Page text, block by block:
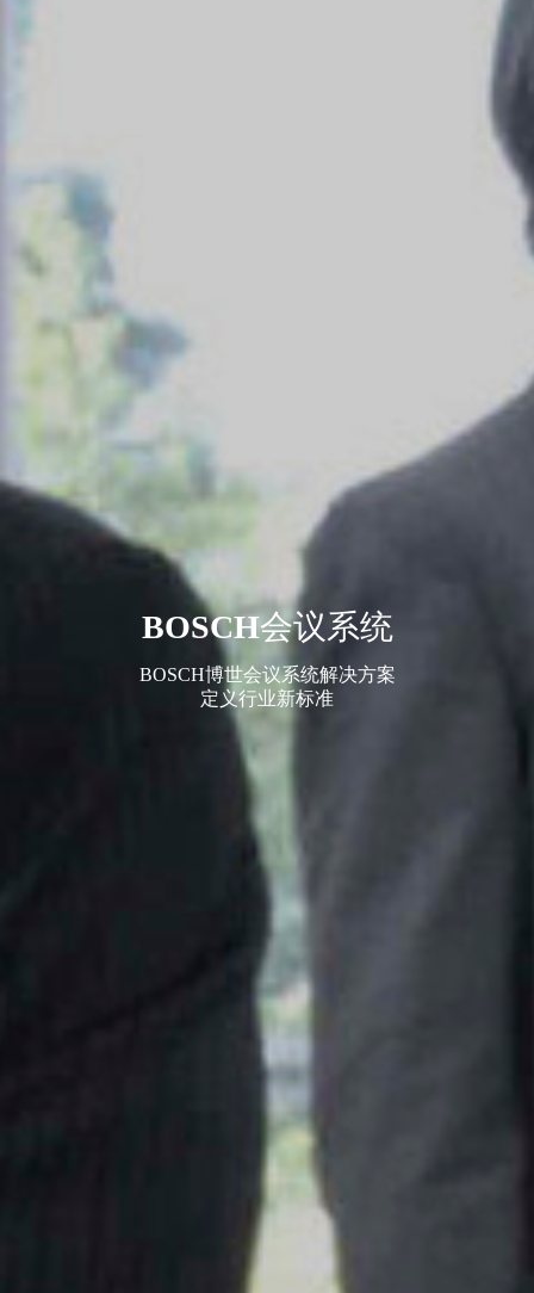
BOSCH会议系统
BOSCH博世会议系统解决方案
定义行业新标准